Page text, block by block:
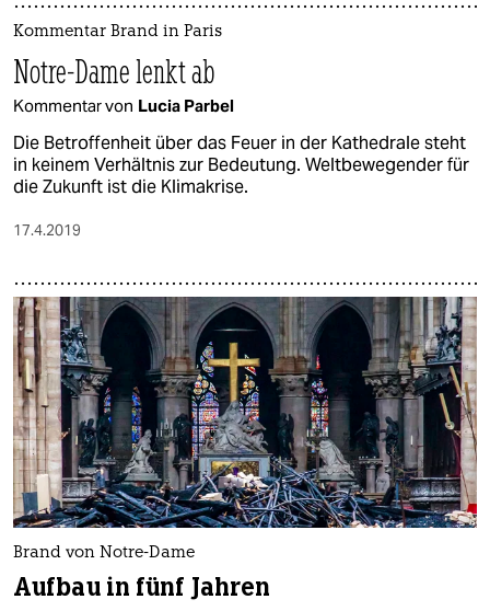
Kommentar Brand in Paris
Notre-Dame lenkt ab
Kommentar von Lucia Parbel
Die Betroffenheit über das Feuer in der Kathedrale steht
in keinem Verhältnis zur Bedeutung. Weltbewegender für
die Zukunft ist die Klimakrise.
17.4.2019
Brand von Notre-Dame
Aufbau in fünf Jahren